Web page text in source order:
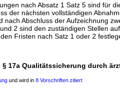
nach Absatz 1 Satz 5 sind für
der nächsten vollständigen
nach Abschluss der Aufzeichnung
2 sind den zuständigen Stellen
Fristen nach Satz 1 oder 2
§ 17a Qualitätssicherung durch
und wird in 8 Vorschriften zitiert